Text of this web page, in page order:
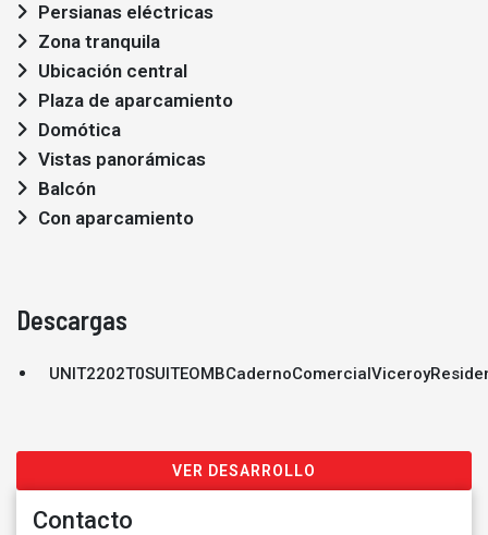
Persianas eléctricas
Zona tranquila
Ubicación central
Plaza de aparcamiento
Domótica
Vistas panorámicas
Balcón
Con aparcamiento
Descargas
VER DESARROLLO
Contacto